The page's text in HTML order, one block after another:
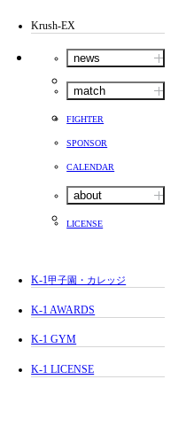
Krush-EX
news
match
FIGHTER
SPONSOR
CALENDAR
about
LICENSE
K-1甲子園・カレッジ
K-1 AWARDS
K-1 GYM
K-1 LICENSE